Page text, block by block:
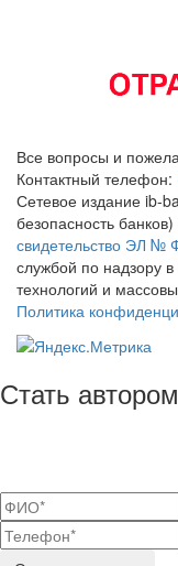
Все вопросы и
Контактный телефон:
Сетевое издание ib-
безопасность
свидетельство ЭЛ №
службой по надзору
технологий и
Политика
Стать